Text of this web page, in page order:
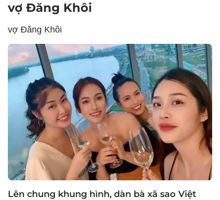
vợ Đăng Khôi
vợ Đăng Khôi
Lên chung khung hình, dàn bà xã sao Việt